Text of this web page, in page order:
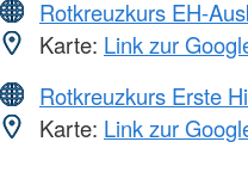
Rotkreuzkurs EH-
Karte: Link zur
Rotkreuzkurs Erste
Karte: Link zur